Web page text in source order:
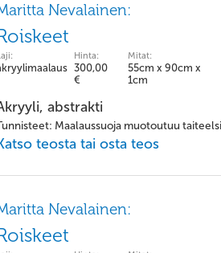
Nevalainen:
Hinta:
300,00
€
Mitat:
55cm x 90cm x
1cm
abstrakti
Maalaussuoja muotoutuu taiteelsi
teosta tai osta teos
Nevalainen: